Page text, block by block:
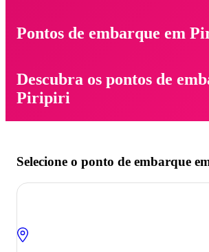
Pontos de embarque em
Descubra os pontos de
Piripiri
Selecione o ponto de embarque